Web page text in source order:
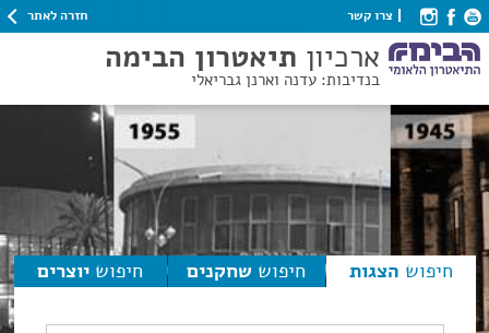
צרו קשר חזרה לאתר
ארכיון תיאטרון הבימה
בנדיבות: עדנה וארנן גבריאלי
חיפוש הצגות חיפוש שחקנים חיפוש יוצרים